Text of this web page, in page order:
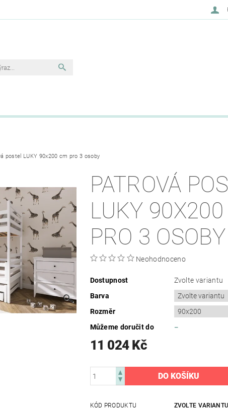
postel LUKY 90x200 cm pro 3 osoby
PATROVÁ
LUKY
PRO 3 OSOBY
Neohodnoceno
Dostupnost
Zvolte variantu
Barva
Rozměr
Můžeme doručit do
–
11 024 Kč
KÓD PRODUKTU
ZVOLTE VARIANTU